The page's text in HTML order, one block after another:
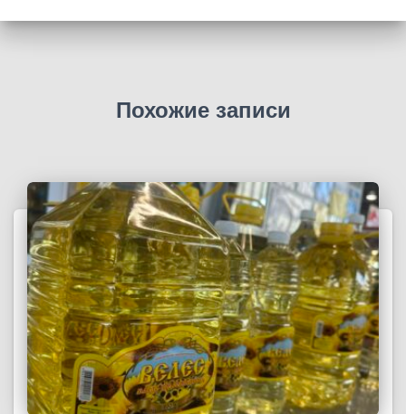
Похожие записи